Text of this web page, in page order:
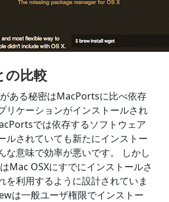
の比較
ある秘密はMacPortsに比べ依存
リケーションがインストールされ
では依存するソフトウェア
ルされていても新たにインストー
な意味で効率が悪いです。 しかし
Mac OSXにすでにインストールさ
を利用するように設計されていま
は一般ユーザ権限でインストー